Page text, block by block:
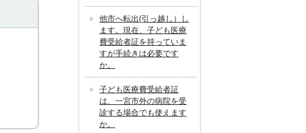
他市へ転出(引っ越し）し
ます。現在、子ども医療
費受給者証を持っていま
すが手続きは必要です
か。
子ども医療費受給者証
は、一宮市外の病院を受
診する場合でも使えます
か。